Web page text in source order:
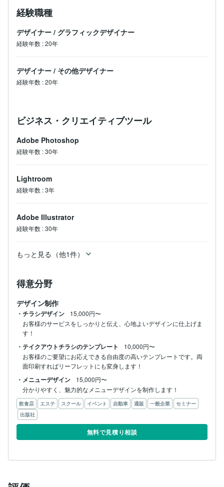
経験職種
デザイナー / グラフィックデザイナー
経験年数 :20年
デザイナー / その他デザイナー
経験年数 :20年
ビジネス・クリエイティブツール
Adobe Photoshop
経験年数 :30年
Lightroom
経験年数 :3年
Adobe Illustrator
経験年数 :30年
もっと見る（他1件）
得意分野
デザイン制作
・チラシデザイン
15,000円〜
お客様のサービスをしっかりと伝え、心地よいデザインに仕上げま
す！
・テイクアウトチラシのテンプレート
10,000円〜
お客様のご要望にお応えできる自由度の高いテンプレートです。両
面印刷すればリーフレットにも変身します！
・メニューデザイン
15,000円〜
分かりやすく、魅力的なメニューデザインを制作します！
飲食店 エステ スクール イベント 自動車 通販 一般企業
セミナー
出版社
無料で見積り相談